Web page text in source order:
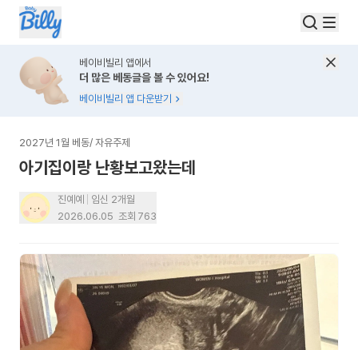
베이비빌리 앱에서
더 많은 베동글을 볼 수 있어요!
베이비빌리 앱 다운받기
2027년 1월 베동/ 자유주제
아기집이랑 난황보고왔는데
진예예
임신 2개월
2026.06.05 조회 763